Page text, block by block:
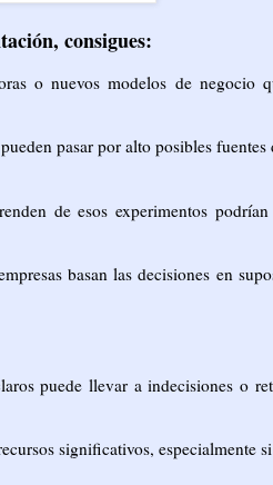
consigues:
o nuevos modelos de negocio
pasar por alto posibles fuentes
de esos experimentos
basan las decisiones en
puede llevar a indecisiones o
significativos, especialmente